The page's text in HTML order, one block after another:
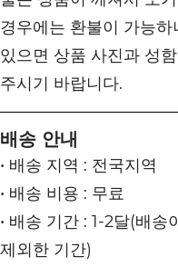
경우에는 환불이 가능
있으면 상품 사진과 성
주시기 바랍니다.
배송 안내
• 배송 지역 : 전국지역
• 배송 비용 : 무료
• 배송 기간 : 1-2달(배
제외한 기간)